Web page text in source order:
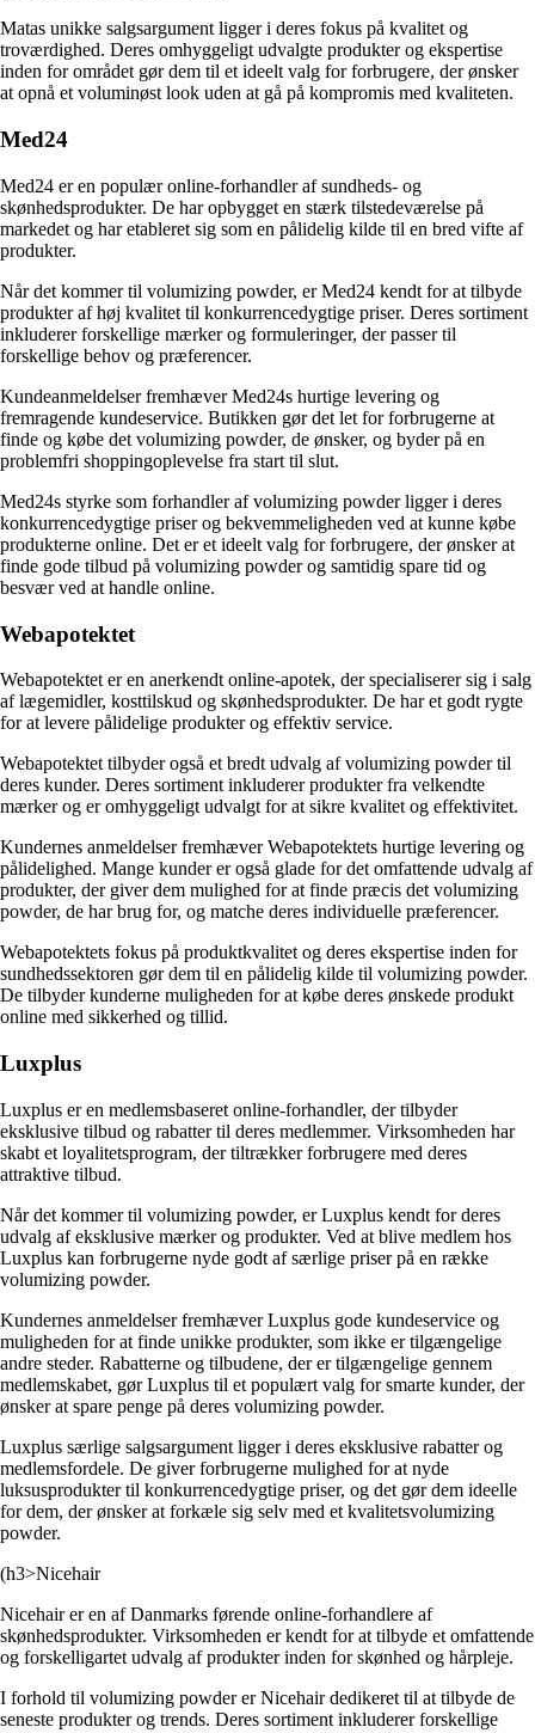
Matas unikke salgsargument ligger i deres fokus på kvalitet og
troværdighed. Deres omhyggeligt udvalgte produkter og ekspertise
inden for området gør dem til et ideelt valg for forbrugere, der ønsker
at opnå et voluminøst look uden at gå på kompromis med kvaliteten.
Med24
Med24 er en populær online-forhandler af sundheds- og
skønhedsprodukter. De har opbygget en stærk tilstedeværelse på
markedet og har etableret sig som en pålidelig kilde til en bred vifte af
produkter.
Når det kommer til volumizing powder, er Med24 kendt for at tilbyde
produkter af høj kvalitet til konkurrencedygtige priser. Deres sortiment
inkluderer forskellige mærker og formuleringer, der passer til
forskellige behov og præferencer.
Kundeanmeldelser fremhæver Med24s hurtige levering og
fremragende kundeservice. Butikken gør det let for forbrugerne at
finde og købe det volumizing powder, de ønsker, og byder på en
problemfri shoppingoplevelse fra start til slut.
Med24s styrke som forhandler af volumizing powder ligger i deres
konkurrencedygtige priser og bekvemmeligheden ved at kunne købe
produkterne online. Det er et ideelt valg for forbrugere, der ønsker at
finde gode tilbud på volumizing powder og samtidig spare tid og
besvær ved at handle online.
Webapotektet
Webapotektet er en anerkendt online-apotek, der specialiserer sig i salg
af lægemidler, kosttilskud og skønhedsprodukter. De har et godt rygte
for at levere pålidelige produkter og effektiv service.
Webapotektet tilbyder også et bredt udvalg af volumizing powder til
deres kunder. Deres sortiment inkluderer produkter fra velkendte
mærker og er omhyggeligt udvalgt for at sikre kvalitet og effektivitet.
Kundernes anmeldelser fremhæver Webapotektets hurtige levering og
pålidelighed. Mange kunder er også glade for det omfattende udvalg af
produkter, der giver dem mulighed for at finde præcis det volumizing
powder, de har brug for, og matche deres individuelle præferencer.
Webapotektets fokus på produktkvalitet og deres ekspertise inden for
sundhedssektoren gør dem til en pålidelig kilde til volumizing powder.
De tilbyder kunderne muligheden for at købe deres ønskede produkt
online med sikkerhed og tillid.
Luxplus
Luxplus er en medlemsbaseret online-forhandler, der tilbyder
eksklusive tilbud og rabatter til deres medlemmer. Virksomheden har
skabt et loyalitetsprogram, der tiltrækker forbrugere med deres
attraktive tilbud.
Når det kommer til volumizing powder, er Luxplus kendt for deres
udvalg af eksklusive mærker og produkter. Ved at blive medlem hos
Luxplus kan forbrugerne nyde godt af særlige priser på en række
volumizing powder.
Kundernes anmeldelser fremhæver Luxplus gode kundeservice og
muligheden for at finde unikke produkter, som ikke er tilgængelige
andre steder. Rabatterne og tilbudene, der er tilgængelige gennem
medlemskabet, gør Luxplus til et populært valg for smarte kunder, der
ønsker at spare penge på deres volumizing powder.
Luxplus særlige salgsargument ligger i deres eksklusive rabatter og
medlemsfordele. De giver forbrugerne mulighed for at nyde
luksusprodukter til konkurrencedygtige priser, og det gør dem ideelle
for dem, der ønsker at forkæle sig selv med et kvalitetsvolumizing
powder.
(h3>Nicehair
Nicehair er en af Danmarks førende online-forhandlere af
skønhedsprodukter. Virksomheden er kendt for at tilbyde et omfattende
og forskelligartet udvalg af produkter inden for skønhed og hårpleje.
I forhold til volumizing powder er Nicehair dedikeret til at tilbyde de
seneste produkter og trends. Deres sortiment inkluderer forskellige